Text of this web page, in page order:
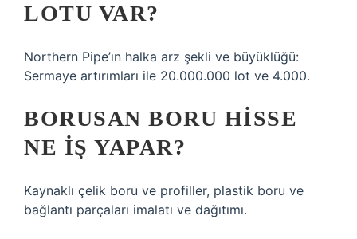
LOTU VAR?
Northern Pipe’ın halka arz şekli ve büyüklüğü:
Sermaye artırımları ile 20.000.000 lot ve 4.000.
BORUSAN BORU HISSE
NE IŞ YAPAR?
Kaynaklı çelik boru ve profiller, plastik boru ve
bağlantı parçaları imalatı ve dağıtımı.